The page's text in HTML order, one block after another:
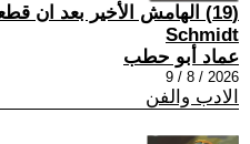
Schmidt
عماد أبو حطب
2026 / 8 / 9
الادب والفن